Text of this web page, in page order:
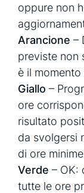
oppure non
Arancione –
previste non
è il
Giallo –
ore
risultato
da svolgersi
di ore minime
Verde – OK:
tutte le ore